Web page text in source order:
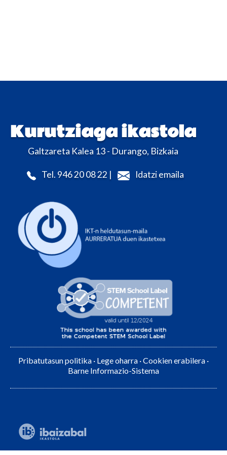
Kurutziaga ikastola
Galtzareta Kalea 13 - Durango, Bizkaia
Tel. 946 20 08 22 | Idatzi emaila
Pribatutasun politika · Lege oharra ·Cookien erabilera ·
Barne Informazio-Sistema